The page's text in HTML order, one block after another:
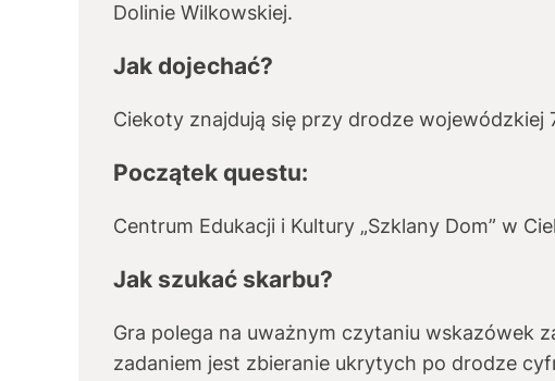
Dolinie Wilkowskiej.
Jak dojechać?
Ciekoty znajdują się przy drodze wojewódzkiej
Początek questu:
Centrum Edukacji i Kultury „Szklany Dom” w
Jak szukać skarbu?
Gra polega na uważnym czytaniu wskazówek
zadaniem jest zbieranie ukrytych po drodze